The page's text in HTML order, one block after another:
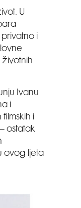
U
i
Ivanu
i
i
ostatak
ovog ljeta